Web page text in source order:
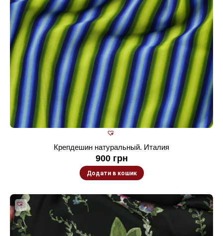
Крепдешин натуральный. Италия
900 грн
Додати в кошик